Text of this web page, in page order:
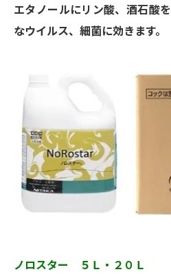
エタノールにリン酸、酒石酸
なウイルス、細菌に効きます。
ノロスター ５Ｌ・２０Ｌ